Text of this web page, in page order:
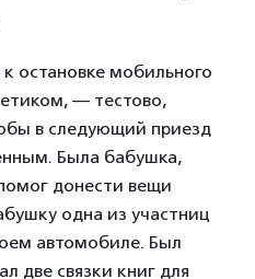
остановке мобильного
— тестово,
в следующий приезд
Была бабушка,
донести вещи
одна из участниц
автомобиле. Был
две связки книг для